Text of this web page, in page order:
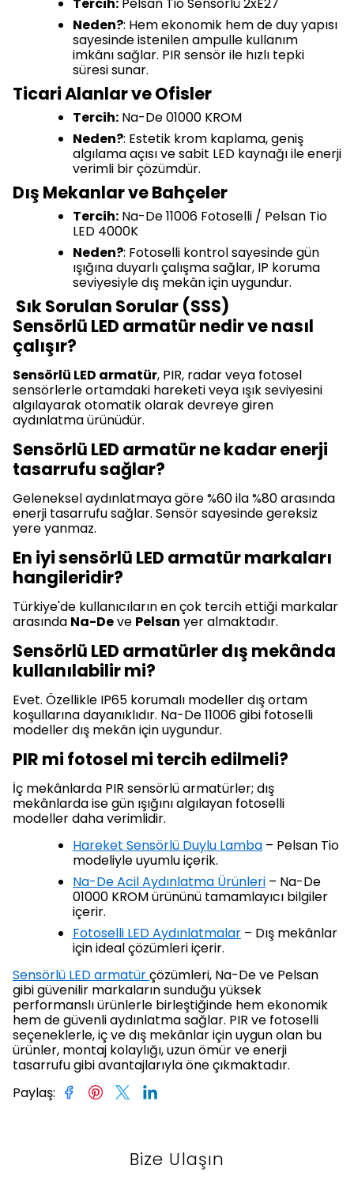
Neden?: Hem ekonomik hem de duy yapısı
sayesinde istenilen ampulle kullanım
imkânı sağlar. PIR sensör ile hızlı tepki
süresi sunar.
Ticari Alanlar ve Ofisler
Tercih: Na-De 01000 KROM
Neden?: Estetik krom kaplama, geniş
algılama açısı ve sabit LED kaynağı ile enerji
verimli bir çözümdür.
Dış Mekanlar ve Bahçeler
Tercih: Na-De 11006 Fotoselli / Pelsan Tio
LED 4000K
Neden?: Fotoselli kontrol sayesinde gün
ışığına duyarlı çalışma sağlar, IP koruma
seviyesiyle dış mekân için uygundur.
Sık Sorulan Sorular (SSS)
Sensörlü LED armatür nedir ve nasıl
çalışır?
Sensörlü LED armatür, PIR, radar veya fotosel
sensörlerle ortamdaki hareketi veya ışık seviyesini
algılayarak otomatik olarak devreye giren
aydınlatma ürünüdür.
Sensörlü LED armatür ne kadar enerji
tasarrufu sağlar?
Geleneksel aydınlatmaya göre %60 ila %80 arasında
enerji tasarrufu sağlar. Sensör sayesinde gereksiz
yere yanmaz.
En iyi sensörlü LED armatür markaları
hangileridir?
Türkiye'de kullanıcıların en çok tercih ettiği markalar
arasında Na-Deve Pelsan yer almaktadır.
Sensörlü LED armatürler dış mekânda
kullanılabilir mi?
Evet. Özellikle IP65 korumalı modeller dış ortam
koşullarına dayanıklıdır. Na-De 11006 gibi fotoselli
modeller dış mekân için uygundur.
PIR mi fotosel mi tercih edilmeli?
İç mekânlarda PIR sensörlü armatürler; dış
mekânlarda ise gün ışığını algılayan fotoselli
modeller daha verimlidir.
Hareket Sensörlü Duylu Lamba – Pelsan Tio
modeliyle uyumlu içerik.
Na-De Acil Aydınlatma Ürünleri – Na-De
01000 KROM ürününü tamamlayıcı bilgiler
içerir.
Fotoselli LED Aydınlatmalar – Dış mekânlar
için ideal çözümleri içerir.
Sensörlü LED armatürçözümleri, Na-De ve Pelsan
gibi güvenilir markaların sunduğu yüksek
performanslı ürünlerle birleştiğinde hem ekonomik
hem de güvenli aydınlatma sağlar. PIR ve fotoselli
seçeneklerle, iç ve dış mekânlar için uygun olan bu
ürünler, montaj kolaylığı, uzun ömür ve enerji
tasarrufu gibi avantajlarıyla öne çıkmaktadır.
Paylaş:
Bize Ulaşın